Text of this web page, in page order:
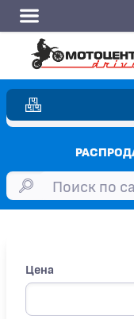
Цена